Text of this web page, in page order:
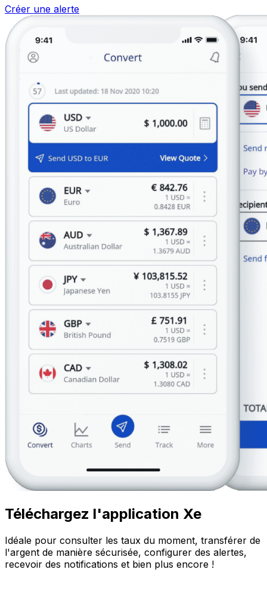
Créer une alerte
Téléchargez l'application Xe
Idéale pour consulter les taux du moment, transférer de
l'argent de manière sécurisée, configurer des alertes,
recevoir des notifications et bien plus encore !